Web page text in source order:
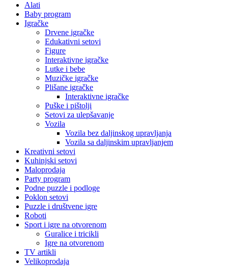
Alati
Baby program
Igračke
Drvene igračke
Edukativni setovi
Figure
Interaktivne igračke
Lutke i bebe
Muzičke igračke
Plišane igračke
Interaktivne igračke
Puške i pištolji
Setovi za ulepšavanje
Vozila
Vozila bez daljinskog upravljanja
Vozila sa daljinskim upravljanjem
Kreativni setovi
Kuhinjski setovi
Maloprodaja
Party program
Podne puzzle i podloge
Poklon setovi
Puzzle i društvene igre
Roboti
Sport i igre na otvorenom
Guralice i tricikli
Igre na otvorenom
TV artikli
Velikoprodaja